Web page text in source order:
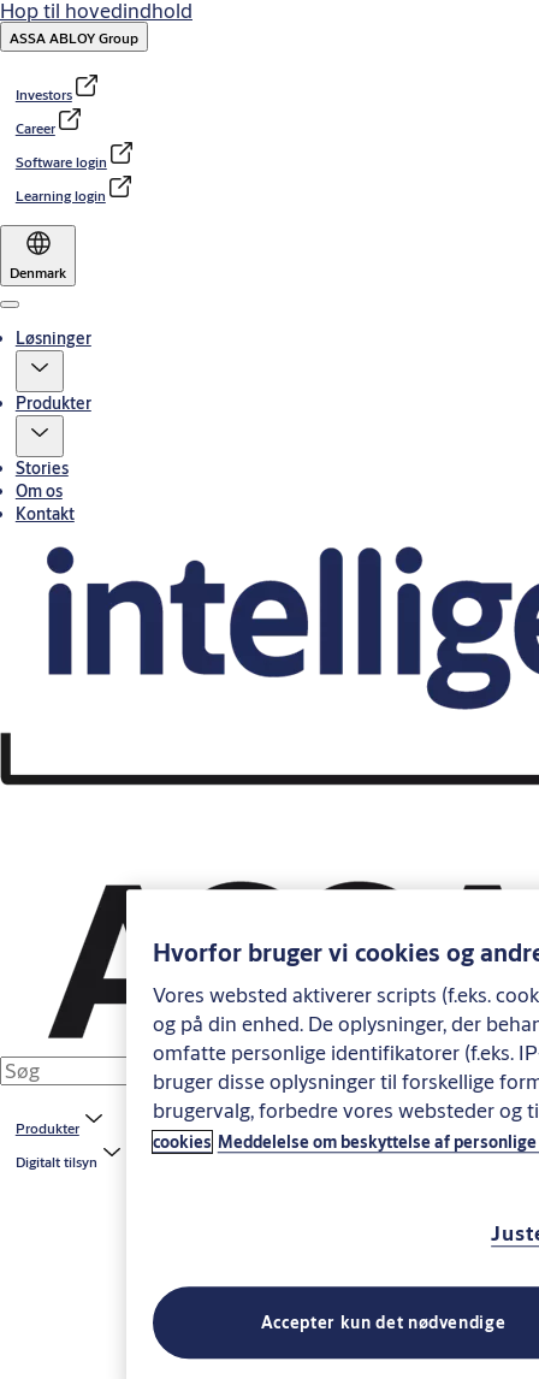
Hop til hovedindhold
ASSA ABLOY Group
Investors
Career
Software login
Learning login
Denmark
Menu
Løsninger
Produkter
Stories
Om os
Kontakt
Produkter
Digitalt tilsyn
Hvorfor bruger vi cookies og
Vores websted aktiverer scripts (f.eks.
og på din enhed. De oplysninger, der
omfatte personlige identifikatorer (f.eks.
bruger disse oplysninger til forskellige
brugervalg, forbedre vores websteder
cookies Meddelelse om beskyttelse af
Accepter kun det nødvendige